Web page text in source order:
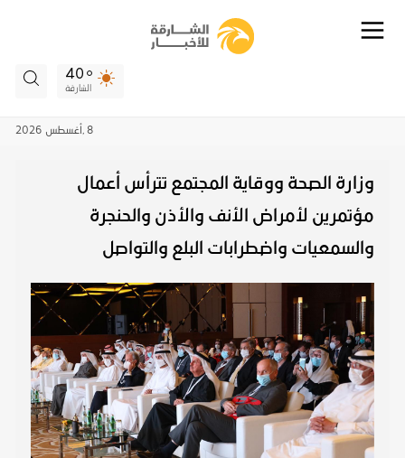
40
الشارقة
8 , أغسطس 2026
وزارة الصحة ووقاية المجتمع تترأس أعمال
مؤتمرين لأمراض الأنف والأذن والحنجرة
والسمعيات واضطرابات البلع والتواصل